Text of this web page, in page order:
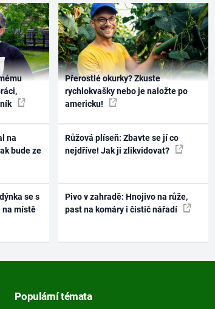
na
bude ze
se s
na místě
Přerostlé okurky? Zkuste
rychlokvašky nebo je naložte po
americku!
Růžová plíseň: Zbavte se jí co
nejdříve! Jak ji zlikvidovat?
Pivo v zahradě: Hnojivo na růže,
past na komáry i čistič nářadí
Populární témata